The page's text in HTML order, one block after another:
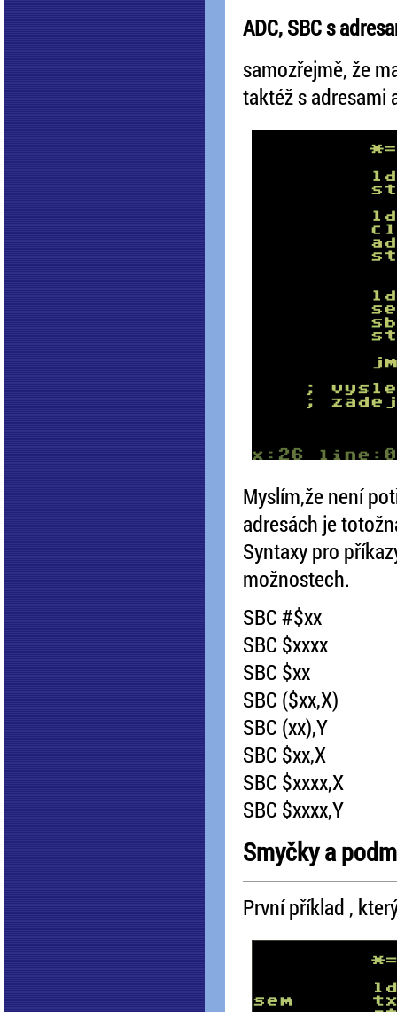
ADC, SBC s
samozřejmě, že
taktéž s adresami
Myslím,že není
adresách je
Syntaxy pro
možnostech.
SBC #$xx
SBC $xxxx
SBC $xx
SBC ($xx,X)
SBC (xx),Y
SBC $xx,X
SBC $xxxx,X
SBC $xxxx,Y
Smyčky a
První příklad ,